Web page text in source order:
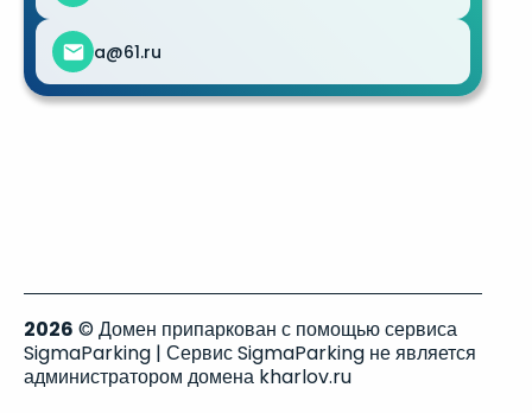
a@61.ru
2026 © Домен припаркован с помощью сервиса
SigmaParking | Сервис SigmaParking не является
администратором домена kharlov.ru